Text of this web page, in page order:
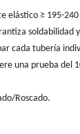
elástico ≥ 195-
soldabilidad
cada tubería
una prueba
Roscado.